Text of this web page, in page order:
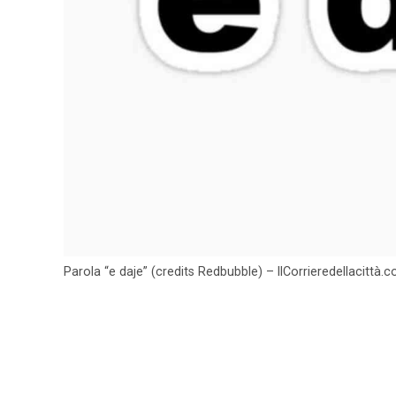
Parola “e daje” (credits Redbubble) –